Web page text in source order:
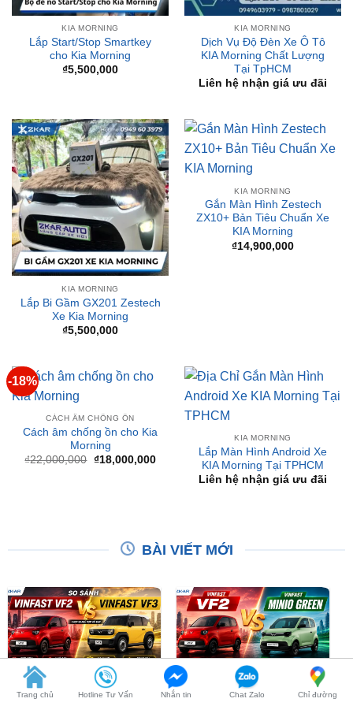
cho Kia Morning
₫5,500,000
KIA Morning Chất Lượng
Tại TpHCM
Liên hệ nhận giá ưu đãi
KIA MORNING
Lắp Bi Gầm GX201 Zestech
Xe Kia Morning
₫5,500,000
KIA MORNING
Gắn Màn Hình Zestech
ZX10+ Bản Tiêu Chuẩn Xe
KIA Morning
₫14,900,000
CÁCH ÂM CHỐNG ỒN
Cách âm chống ồn cho Kia
Morning
22,000,000
Giá
gốc
là:
₫22,000,000.
₫18,000,000
hiện
tại
₫18,000,000.
KIA MORNING
Lắp Màn Hình Android Xe
Liên hệ nhận giá ưu đãi
So Sánh VinFast VF2 Với
VinFast VF3 Chi Tiết
XEM THÊM
So Sánh VinFast VF2 Với
VinFast Minio Green Chi
Tiết
Trang chủ Hotline Tư Vấn Nhắn tin Chat Zalo Chỉ đường